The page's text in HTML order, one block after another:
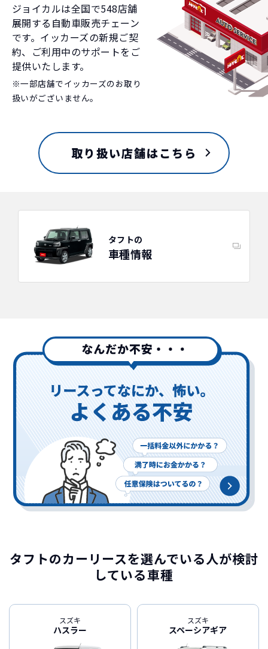
ジョイカルは全国で548店舗
展開する自動車販売チェーン
です。イッカーズの新規ご契
約、ご利用中のサポートをご
提供いたします。
※一部店舗でイッカーズのお取り
扱いがございません。
取り扱い店舗はこちら
タフトの
車種情報
タフトのカーリースを選んでいる人が検討
している車種
スズキ
ハスラー
スズキ
スペーシアギア